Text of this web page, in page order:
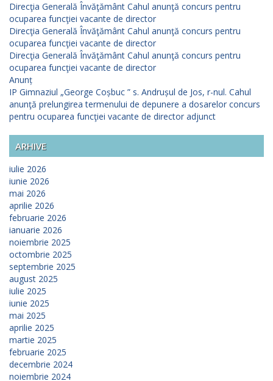
Direcţia Generală Învăţământ Cahul anunţă concurs pentru
ocuparea funcţiei vacante de director
Direcţia Generală Învăţământ Cahul anunţă concurs pentru
ocuparea funcţiei vacante de director
Direcţia Generală Învăţământ Cahul anunţă concurs pentru
ocuparea funcţiei vacante de director
Anunț
IP Gimnaziul „George Coșbuc ” s. Andrușul de Jos, r-nul. Cahul
anunţă prelungirea termenului de depunere a dosarelor concurs
pentru ocuparea funcţiei vacante de director adjunct
ARHIVE
iulie 2026
iunie 2026
mai 2026
aprilie 2026
februarie 2026
ianuarie 2026
noiembrie 2025
octombrie 2025
septembrie 2025
august 2025
iulie 2025
iunie 2025
mai 2025
aprilie 2025
martie 2025
februarie 2025
decembrie 2024
noiembrie 2024